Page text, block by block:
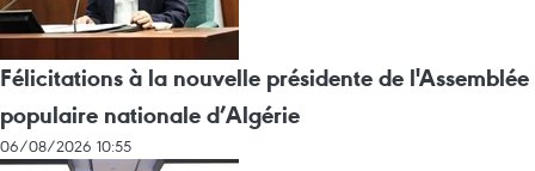
Félicitations à la nouvelle présidente de l'Assemblée
populaire nationale d’Algérie
06/08/2026 10:55